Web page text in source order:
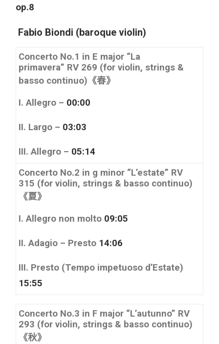
op.8
Fabio Biondi (baroque violin)
Concerto No.1 in E major “La
primavera” RV 269 (for violin, strings &
basso continuo)《春》
I. Allegro – 00:00
II. Largo – 03:03
III. Allegro – 05:14
Concerto No.2 in g minor “L’estate” RV
315 (for violin, strings & basso continuo)
《夏》
I. Allegro non molto 09:05
II. Adagio – Presto 14:06
III. Presto (Tempo impetuoso d’Estate)
15:55
Concerto No.3 in F major “L’autunno” RV
293 (for violin, strings & basso continuo)
《秋》